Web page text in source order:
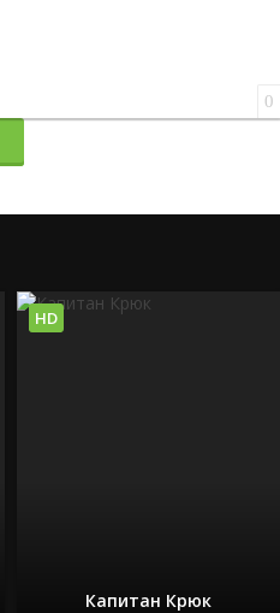
0
Капитан Крюк
HD